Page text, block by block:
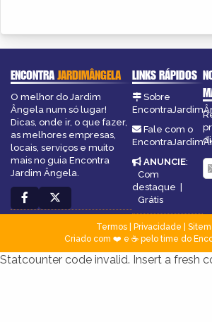
ENCONTRAJARDIMÂNGELA
O melhor do Jardim
Ângela num só lugar!
Dicas, onde ir, o que fazer,
as melhores empresas,
locais, serviços e muito
mais no guia Encontra
Jardim Ângela.
LINKS RÁPIDOS
Sobre
Fale com o
ANUNCIE:
Com
destaque |
Grátis
Termos| Privacidade
Criado com ❤️ e ☕ pelo time do
Statcounter code invalid. Insert a fresh